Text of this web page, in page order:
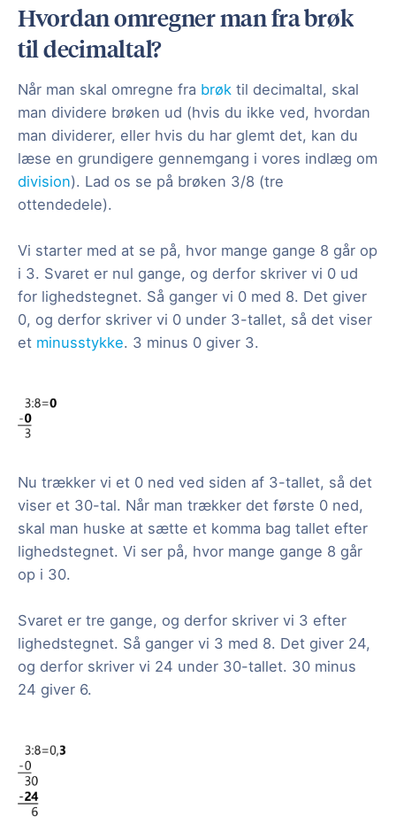
Hvordan omregner man fra brøk
til decimaltal?
Når man skal omregne fra brøk til decimaltal, skal
man dividere brøken ud (hvis du ikke ved, hvordan
man dividerer, eller hvis du har glemt det, kan du
læse en grundigere gennemgang i vores indlæg om
division). Lad os se på brøken 3/8 (tre
ottendedele).
Vi starter med at se på, hvor mange gange 8 går op
i 3. Svaret er nul gange, og derfor skriver vi 0 ud
for lighedstegnet. Så ganger vi 0 med 8. Det giver
0, og derfor skriver vi 0 under 3-tallet, så det viser
et minusstykke. 3 minus 0 giver 3.
Nu trækker vi et 0 ned ved siden af 3-tallet, så det
viser et 30-tal. Når man trækker det første 0 ned,
skal man huske at sætte et komma bag tallet efter
lighedstegnet. Vi ser på, hvor mange gange 8 går
op i 30.
Svaret er tre gange, og derfor skriver vi 3 efter
lighedstegnet. Så ganger vi 3 med 8. Det giver 24,
og derfor skriver vi 24 under 30-tallet. 30 minus
24 giver 6.